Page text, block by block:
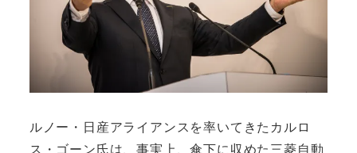
ルノー・日産アライアンスを率いてきたカルロ
ス・ゴーン氏は、事実上、傘下に収めた三菱自動